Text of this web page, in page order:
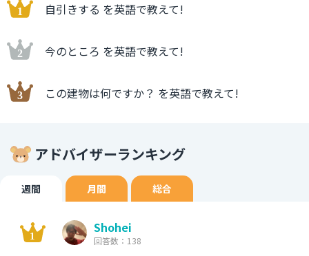
自引きする を英語で教えて!
今のところ を英語で教えて!
この建物は何ですか？ を英語で教えて!
アドバイザーランキング
週間 月間 総合
Shohei
回答数：138